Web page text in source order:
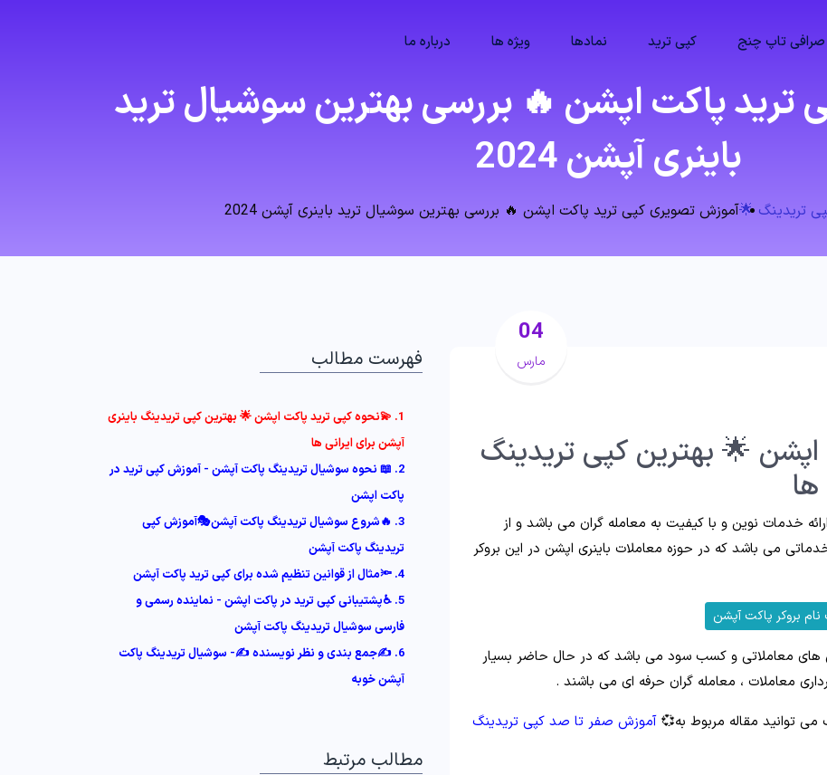
صرافی تاپ چنج کپی ترید نمادها ویژه ها درباره ما
پاکت اپشن 🔥 بررسی بهترین سوشیال ترید
باینری آپشن 2024
تریدینگ 🌟آموزش تصویری کپی ترید پاکت اپشن 🔥 بررسی بهترین سوشیال ترید باینری آپشن 2024
04
مارس
🌟 بهترین کپی تریدینگ
ها
خدمات نوین و با کیفیت به معامله گران می باشد و از
می باشد که در حوزه معاملات باینری اپشن در این بروکر
بروکر پاکت آپشن
های معاملاتی و کسب سود می باشد که در حال حاضر بسیار
معاملات ، معامله گران حرفه ای می باشند .
توانید مقاله مربوط به💞 آموزش صفر تا صد کپی تریدینگ
فهرست مطالب
1. 💫نحوه کپی ترید پاکت اپشن 🌟 بهترین کپی تریدینگ باینری
آپشن برای ایرانی ها
2. 📖 نحوه سوشیال تریدینگ پاکت آپشن - آموزش کپی ترید در
پاکت اپشن
3. 🔥شروع سوشیال تریدینگ پاکت آپشن🎭آموزش کپی
تریدینگ پاکت آپشن
4. 🔦مثال از قوانین تنظیم شده برای کپی ترید پاکت آپشن
5. ♿️پشتیبانی کپی ترید در پاکت اپشن - نماینده رسمی و
فارسی سوشیال تریدینگ پاکت آپشن
6. ✍️جمع بندی و نظر نویسنده ✍️- سوشیال تریدینگ پاکت
آپشن خوبه
مطالب مرتبط